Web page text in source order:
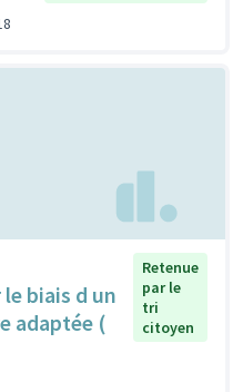
biais d un
adaptée (
Retenue
par le
tri
citoyen